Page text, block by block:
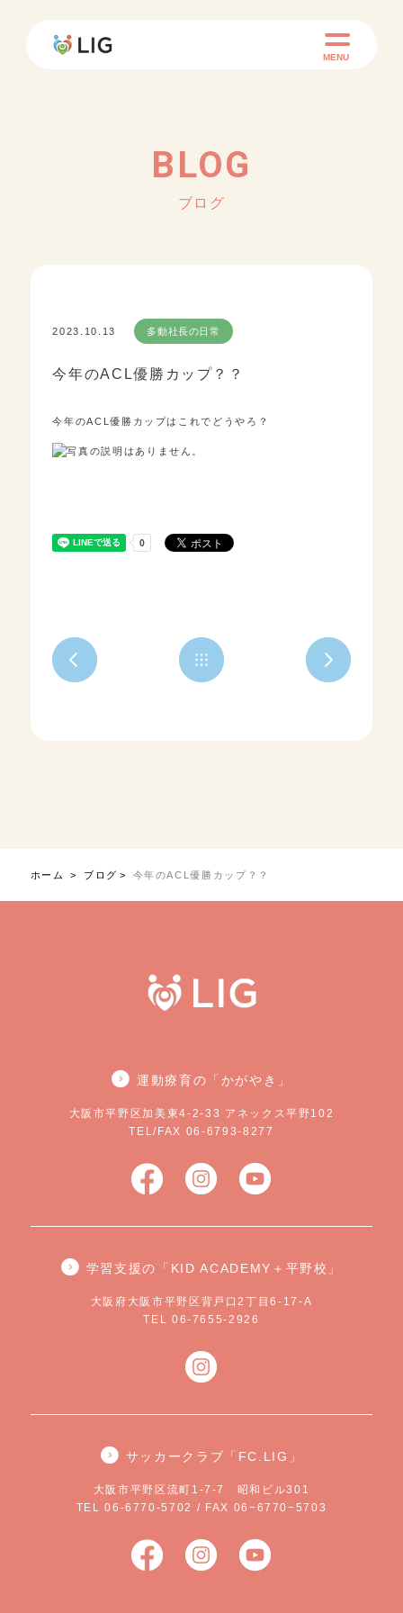
MENU
BLOG
ブログ
2023.10.13 多動社長の日常
今年のACL優勝カップ？？
今年のACL優勝カップはこれでどうやろ？
ホーム ブログ 今年のACL優勝カップ？？
運動療育の「かがやき」
大阪市平野区加美東4-2-33 アネックス平野102
TEL/FAX 06-6793-8277
学習支援の「KID ACADEMY＋平野校」
大阪府大阪市平野区背戸口2丁目6-17-A
TEL 06-7655-2926
サッカークラブ「FC.LIG」
大阪市平野区流町1-7-7 昭和ビル301
TEL 06-6770-5702 / FAX 06−6770−5703